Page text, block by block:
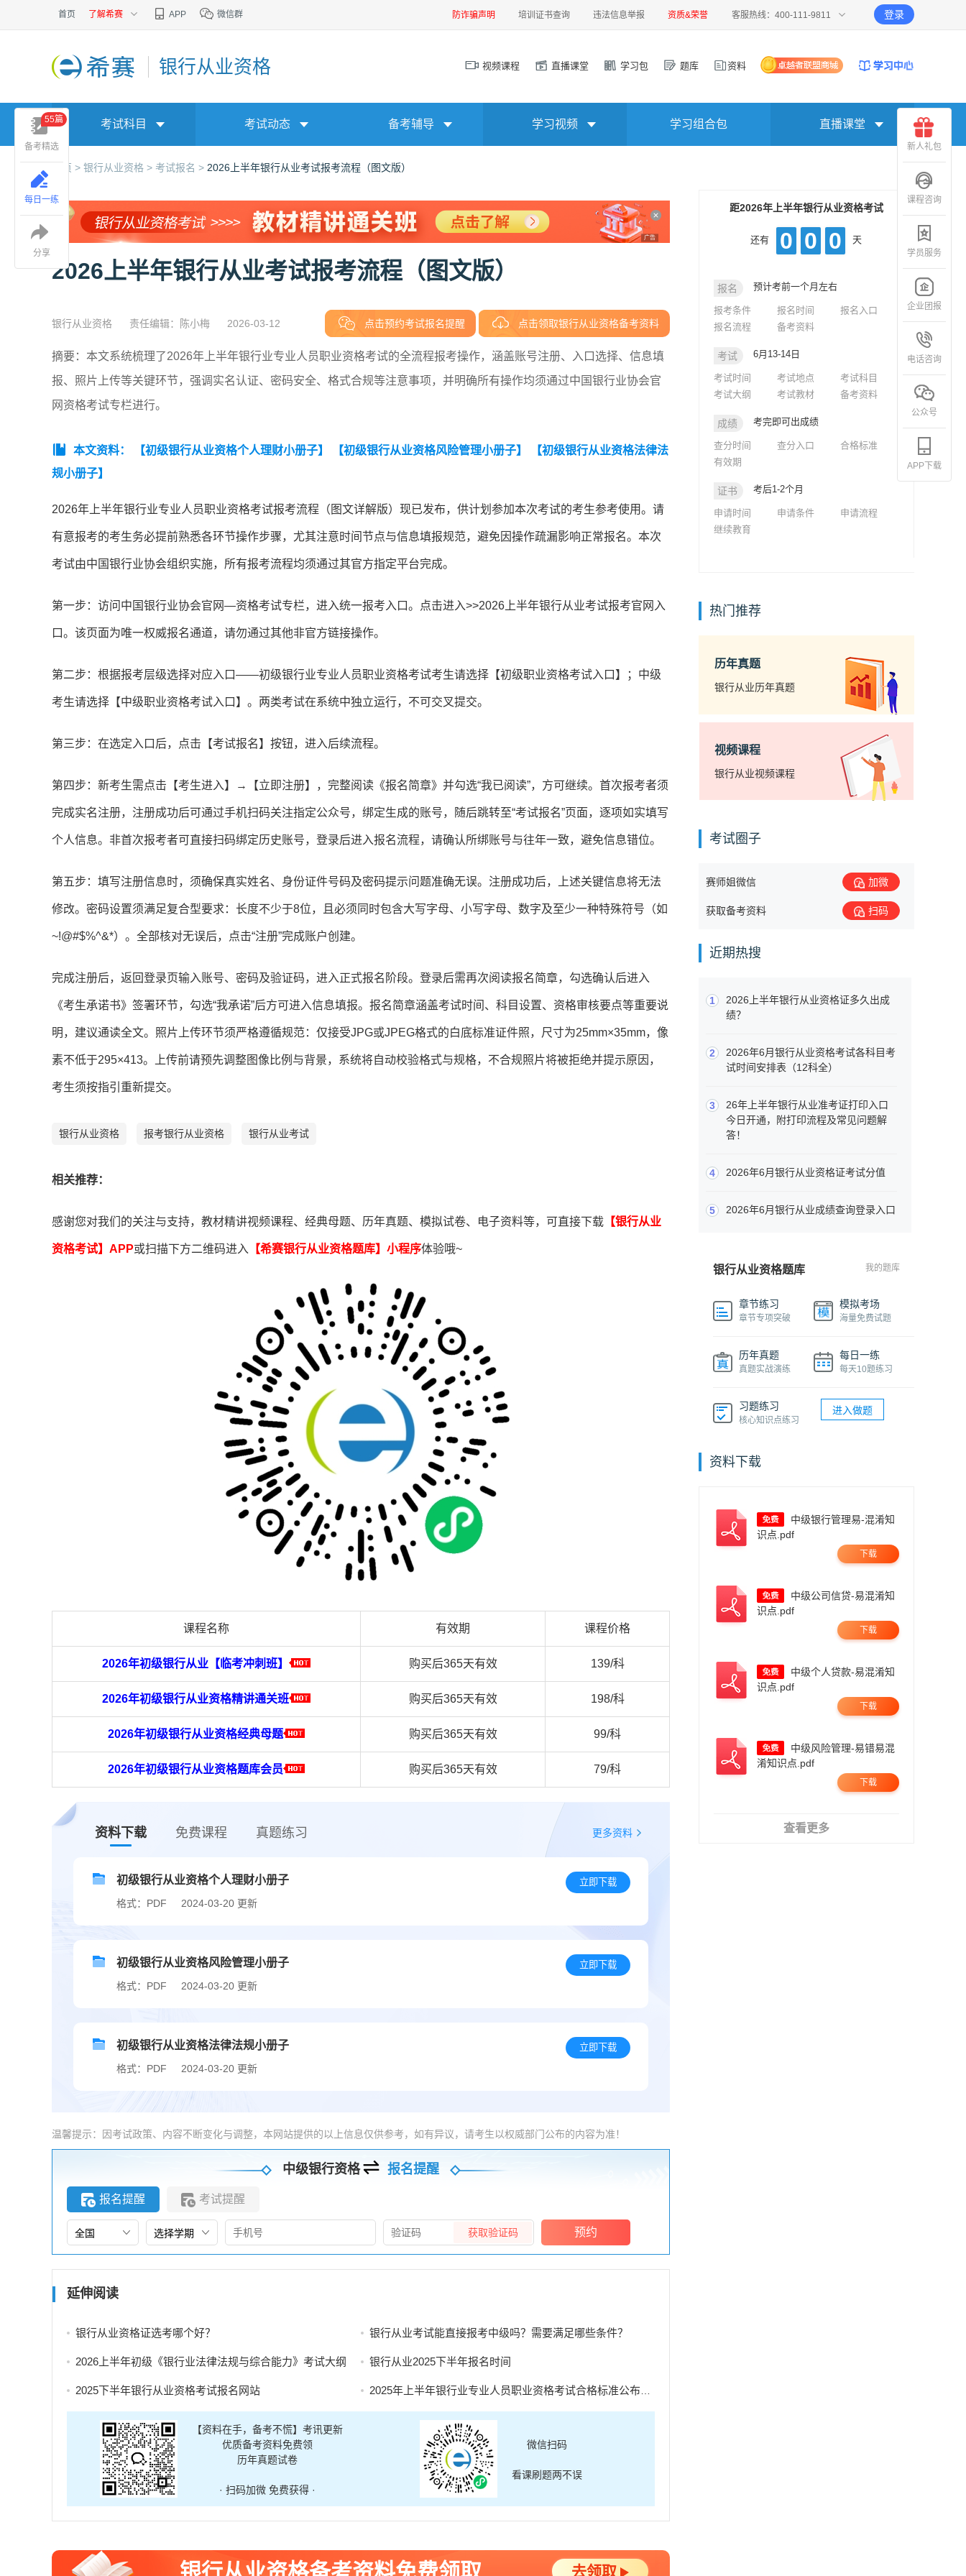
首页 了解希赛 APP 微信群 防诈骗声明 培训证书查询 违法信息举报 资质&荣誉 客服热线：400-111-9811 登录
银行从业资格 视频课程 直播课堂 学习包 题库 资料
考试科目 考试动态 备考辅导 学习视频 学习组合包 直播课堂
首页 > 银行从业资格 > 考试报名 > 2026上半年银行从业考试报考流程（图文版）
广告
2026上半年银行从业考试报考流程（图文版）
银行从业资格 责任编辑：陈小梅 2026-03-12 点击预约考试报名提醒 点击领取银行从业资格备考资料
摘要：本文系统梳理了2026年上半年银行业专业人员职业资格考试的全流程报考操作，涵盖账号注册、入口选择、信息填
报、照片上传等关键环节，强调实名认证、密码安全、格式合规等注意事项，并明确所有操作均须通过中国银行业协会官
网资格考试专栏进行。
本文资料： 【初级银行从业资格个人理财小册子】 【初级银行从业资格风险管理小册子】
【初级银行从业资格法律法
规小册子】
2026年上半年银行业专业人员职业资格考试报考流程（图文详解版）现已发布，供计划参加本次考试的考生参考使用。请
有意报考的考生务必提前熟悉各环节操作步骤，尤其注意时间节点与信息填报规范，避免因操作疏漏影响正常报名。本次
考试由中国银行业协会组织实施，所有报考流程均须通过其官方指定平台完成。
第一步：访问中国银行业协会官网—资格考试专栏，进入统一报考入口。点击进入>>2026上半年银行从业考试报考官网入
口。该页面为唯一权威报名通道，请勿通过其他非官方链接操作。
第二步：根据报考层级选择对应入口——初级银行业专业人员职业资格考试考生请选择【初级职业资格考试入口】；中级
考生请选择【中级职业资格考试入口】。两类考试在系统中独立运行，不可交叉提交。
第三步：在选定入口后，点击【考试报名】按钮，进入后续流程。
第四步：新考生需点击【考生进入】→【立即注册】，完整阅读《报名简章》并勾选“我已阅读”，方可继续。首次报考者须
完成实名注册，注册成功后可通过手机扫码关注指定公众号，绑定生成的账号，随后跳转至“考试报名”页面，逐项如实填写
个人信息。非首次报考者可直接扫码绑定历史账号，登录后进入报名流程，请确认所绑账号与往年一致，避免信息错位。
第五步：填写注册信息时，须确保真实姓名、身份证件号码及密码提示问题准确无误。注册成功后，上述关键信息将无法
修改。密码设置须满足复合型要求：长度不少于8位，且必须同时包含大写字母、小写字母、数字及至少一种特殊符号（如
~!@#$%^&*）。全部核对无误后，点击“注册”完成账户创建。
完成注册后，返回登录页输入账号、密码及验证码，进入正式报名阶段。登录后需再次阅读报名简章，勾选确认后进入
《考生承诺书》签署环节，勾选“我承诺”后方可进入信息填报。报名简章涵盖考试时间、科目设置、资格审核要点等重要说
明，建议通读全文。照片上传环节须严格遵循规范：仅接受JPG或JPEG格式的白底标准证件照，尺寸为25mm×35mm，像
素不低于295×413。上传前请预先调整图像比例与背景，系统将自动校验格式与规格，不合规照片将被拒绝并提示原因，
考生须按指引重新提交。
银行从业资格 报考银行从业资格 银行从业考试
相关推荐：
感谢您对我们的关注与支持，教材精讲视频课程、经典母题、历年真题、模拟试卷、电子资料等，可直接下载 【银行从业
资格考试】APP或扫描下方二维码进入 【希赛银行从业资格题库】小程序体验哦~
课程名称 有效期 课程价格
2026年初级银行从业【临考冲刺班】 购买后365天有效 139/科
2026年初级银行从业资格精讲通关班 购买后365天有效 198/科
2026年初级银行从业资格经典母题 购买后365天有效 99/科
2026年初级银行从业资格题库会员 购买后365天有效 79/科
资料下载 免费课程 真题练习 更多资料
初级银行从业资格个人理财小册子
格式：PDF 2024-03-20 更新
立即下载
初级银行从业资格风险管理小册子
格式：PDF 2024-03-20 更新
立即下载
初级银行从业资格法律法规小册子
格式：PDF 2024-03-20 更新
立即下载
温馨提示：因考试政策、内容不断变化与调整，本网站提供的以上信息仅供参考，如有异议，请考生以权威部门公布的内容为准！
中级银行资格 报名提醒
报名提醒 考试提醒
获取验证码 预约
延伸阅读
银行从业资格证选考哪个好？ 银行从业考试能直接报考中级吗？需要满足哪些条件？
2026上半年初级《银行业法律法规与综合能力》考试大纲 银行从业2025下半年报名时间
2025下半年银行从业资格考试报名网站 2025年上半年银行业专业人员职业资格考试合格标准公布及证书申请的公告
【资料在手，备考不慌】考讯更新
优质备考资料免费领
历年真题试卷
· 扫码加微 免费获得 ·
微信扫码
看课刷题两不误
去领取
距2026年上半年银行从业资格考试
还有 0 0 0 天
报名 预计考前一个月左右
报考条件 报名时间
报名入口
报名流程
备考资料
考试 6月13-14日
考试时间 考试地点
考试科目
考试大纲
考试教材 备考资料
成绩 考完即可出成绩
查分时间 查分入口
合格标准
有效期
证书 考后1-2个月
申请时间 申请条件
申请流程
继续教育
热门推荐
历年真题
银行从业历年真题
视频课程
银行从业视频课程
考试圈子
赛师姐微信 加微
获取备考资料 扫码
近期热搜
1
2026上半年银行从业资格证多久出成
绩？
2
2026年6月银行从业资格考试各科目考
试时间安排表（12科全）
3
26年上半年银行从业准考证打印入口
今日开通，附打印流程及常见问题解
答！
4 2026年6月银行从业资格证考试分值
5 2026年6月银行从业成绩查询登录入口
银行从业资格题库 我的题库
章节练习
章节专项突破
模拟考场
海量免费试题
历年真题
真题实战演练
每日一练
每天10题练习
习题练习
核心知识点练习
进入做题
资料下载
识点.pdf
下载
识点.pdf
下载
识点.pdf
下载
淆知识点.pdf
下载
查看更多
备考精选
55篇
每日一练
分享
新人礼包
课程咨询
学员服务
企业团报
电话咨询
公众号
APP下载